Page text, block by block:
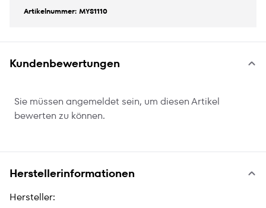
Artikelnummer: MYS1110
Kundenbewertungen
Sie müssen angemeldet sein, um diesen Artikel
bewerten zu können.
Herstellerinformationen
Hersteller: